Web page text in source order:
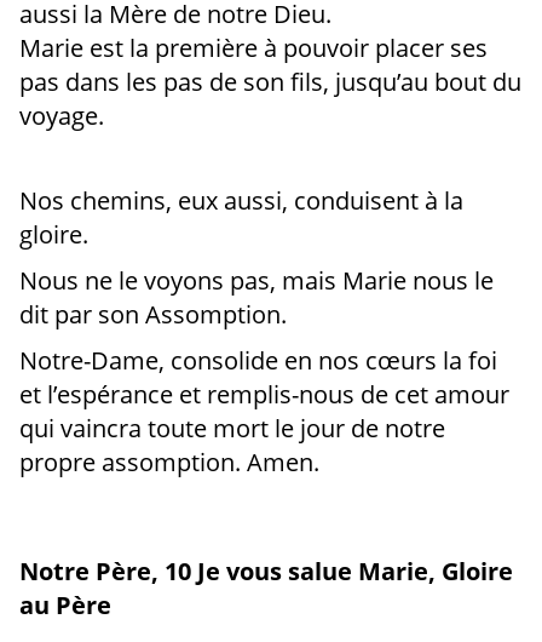
aussi la Mère de notre Dieu.
Marie est la première à pouvoir placer ses
pas dans les pas de son fils, jusqu’au bout du
voyage.
Nos chemins, eux aussi, conduisent à la
gloire.
Nous ne le voyons pas, mais Marie nous le
dit par son Assomption.
Notre-Dame, consolide en nos cœurs la foi
et l’espérance et remplis-nous de cet amour
qui vaincra toute mort le jour de notre
propre assomption. Amen.
Notre Père, 10 Je vous salue Marie, Gloire
au Père